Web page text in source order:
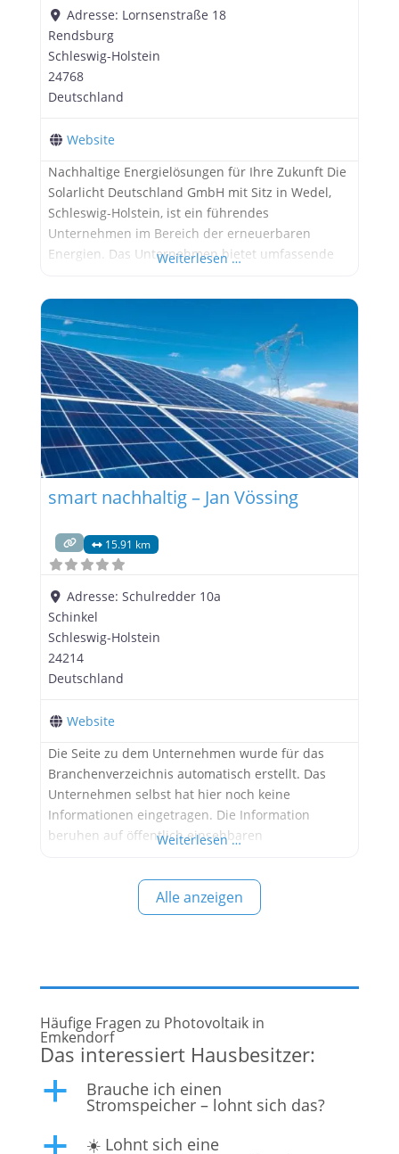
Adresse: Lornsenstraße 18
Rendsburg
Schleswig-Holstein
24768
Deutschland
Website
Nachhaltige Energielösungen für Ihre Zukunft Die
Solarlicht Deutschland GmbH mit Sitz in Wedel,
Schleswig-Holstein, ist ein führendes
Unternehmen im Bereich der erneuerbaren
Energien. Das Unternehmen bietet umfassende
Installation und Wartung von Photovoltaikanlagen
sowie die Integration von Stromspeichern und
Wallboxen an. Über das Unternehmen Solarlicht
Deutschland GmbH wurde mit dem Ziel
gegründet, nachhaltige und umweltfreundliche
Energielösungen
Weiterlesen …
smart nachhaltig – Jan Vössing
15.91 km
Adresse:Schulredder 10a
Schinkel
Schleswig-Holstein
24214
Deutschland
Website
Die Seite zu dem Unternehmen wurde für das
Branchenverzeichnis automatisch erstellt. Das
Unternehmen selbst hat hier noch keine
Informationen eingetragen. Die Information
beruhen auf öffentlich einsehbaren
Weiterlesen …
Alle anzeigen
Häufige Fragen zu Photovoltaik in
Emkendorf
Das interessiert Hausbesitzer:
a Brauche ich einen
Stromspeicher – lohnt sich das?
a ☀️ Lohnt sich eine